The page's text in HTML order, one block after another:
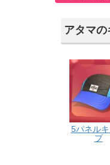
アタマ
5パネル
プ